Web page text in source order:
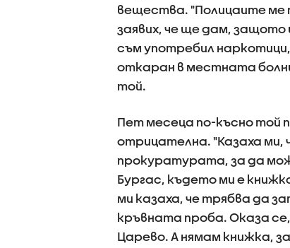
вещества. "Полицаите ме
заявих, че ще дам,
съм употребил наркотици,
откаран в местната
той.
Пет месеца по-късно той
отрицателна. "Казаха ми,
прокуратурата, за да
Бургас, където ми е
ми казаха, че трябва да
кръвната проба. Оказа
Царево. А нямам книжка,